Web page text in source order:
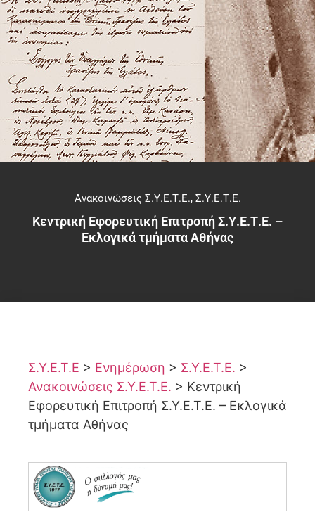
Ανακοινώσεις Σ.Υ.Ε.Τ.Ε., Σ.Υ.Ε.Τ.Ε.
Κεντρική Εφορευτική Επιτροπή Σ.Υ.Ε.Τ.Ε. –
Εκλογικά τμήματα Αθήνας
Σ.Υ.Ε.Τ.Ε > Ενημέρωση > Σ.Υ.Ε.Τ.Ε. >
Ανακοινώσεις Σ.Υ.Ε.Τ.Ε. > Κεντρική
Εφορευτική Επιτροπή Σ.Υ.Ε.Τ.Ε. – Εκλογικά
τμήματα Αθήνας